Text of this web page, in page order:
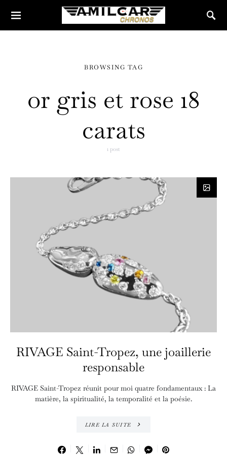
BROWSING TAG
or gris et rose 18
carats
1 post
RIVAGE Saint-Tropez, une joaillerie
responsable
RIVAGE Saint-Tropez réunit pour moi quatre fondamentaux : La
matière, la spiritualité, la temporalité et la poésie.
LIRE LA SUITE